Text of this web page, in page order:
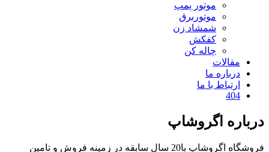
موتور پمپ
موتوربرق
شمشاد زن
کفکش
چاله کن
مقالات
درباره ما
ارتباط با ما
404
درباره اگروشاپ
فروشگاه اگروشاپ با20 سال سابقه در زمینه فروش و تامین